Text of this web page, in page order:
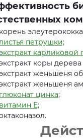
корень
петрушки;
карликовой
коры
женьшеня
женьшеня
глюконат цинка;
витамин E;